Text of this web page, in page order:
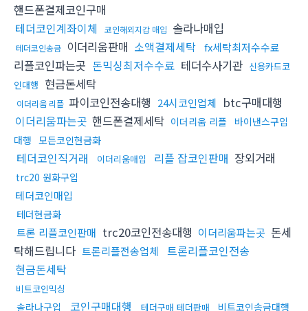
핸드폰결제코인구매
테더코인계좌이체
코인해외지갑 매입 솔라나매입
테더코인송금 이더리움판매 소액결제세탁 fx세탁최저수수료
리플코인파는곳 돈믹싱최저수수료 테더수사기관 신용카드코
인대행 현금돈세탁
이더리움 리플 파이코인전송대행 24시코인업체 btc구매대행
이더리움파는곳 핸드폰결제세탁 이더리움 리플 바이낸스구입
대행 모든코인현금화
테더코인직거래 이더리움매입 리플 잡코인판매 장외거래
trc20 원화구입
테더코인매입
테더현금화
트론 리플코인판매 trc20코인전송대행 이더리움파는곳 돈세
탁해드립니다 트론리플전송업체
트론리플코인전송
현금돈세탁
비트코인믹싱
솔라나구입 코인구매대행 테더구매 테더판매 비트코인송금대행